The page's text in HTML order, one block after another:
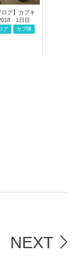
ログ】カブキ
1日目
グ カブ隊
NEXT